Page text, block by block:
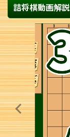
詰将棋動画解説